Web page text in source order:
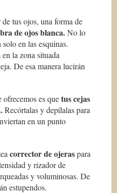
tus ojos, una forma de
de ojos blanca.No lo
en las esquinas.
la zona situada
De esa manera lucirán
ofrecemos es quetus cejas
Recórtalas y depílalas para
en un punto
corrector de ojeraspara
y rizador de
y voluminosas. De
estupendos.